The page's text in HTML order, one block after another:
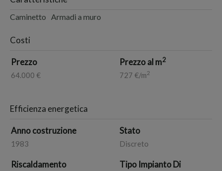
Caminetto Armadi a muro
Costi
Prezzo
64.000 €
Prezzo al m2
727 €/m2
Efficienza energetica
Anno costruzione
1983
Stato
Discreto
Riscaldamento
Tipo Impianto Di